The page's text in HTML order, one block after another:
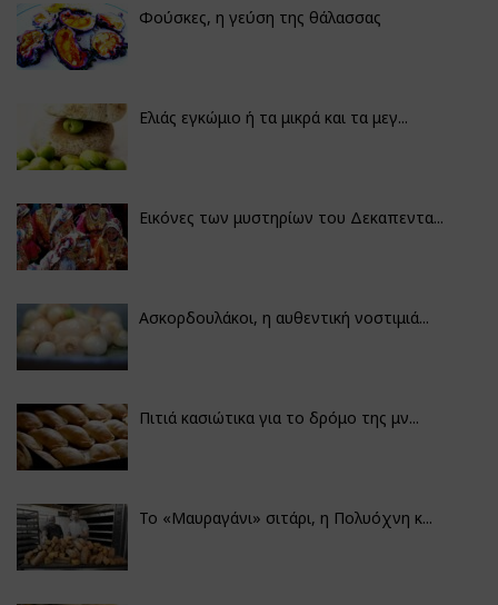
Φούσκες, η γεύση της θάλασσας
Ελιάς εγκώμιο ή τα μικρά και τα μεγ...
Εικόνες των μυστηρίων του Δεκαπεντα...
Ασκορδουλάκοι, η αυθεντική νοστιμιά...
Πιτιά κασιώτικα για το δρόμο της μν...
Το «Μαυραγάνι» σιτάρι, η Πολυόχνη κ...